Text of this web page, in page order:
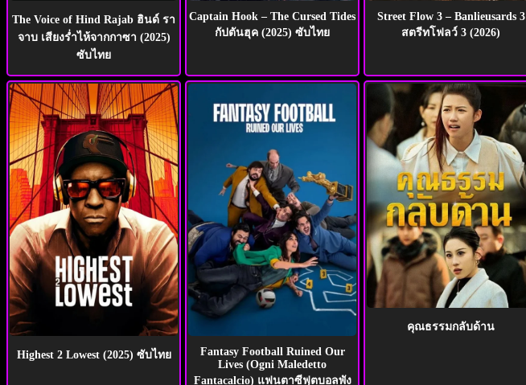
The Voice of Hind Rajab ฮินด์ รา
จาบ เสียงร่ำไห้จากกาซา (2025)
ซับไทย
Captain Hook – The Cursed Tides
กัปตันฮุค (2025) ซับไทย
Street Flow 3 – Banlieusards 3
สตรีทโฟลว์ 3 (2026)
Highest 2 Lowest (2025) ซับไทย
Fantasy Football Ruined Our
Lives (Ogni Maledetto
Fantacalcio) แฟนตาซีฟุตบอลพัง
คุณธรรมกลับด้าน